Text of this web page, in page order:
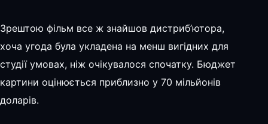
Зрештою фільм все ж знайшов дистриб’ютора,
хоча угода була укладена на менш вигідних для
студії умовах, ніж очікувалося спочатку. Бюджет
картини оцінюється приблизно у 70 мільйонів
доларів.